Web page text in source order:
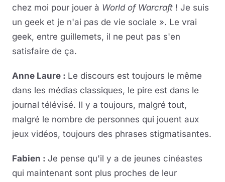
chez moi pour jouer à World of Warcraft ! Je suis
un geek et je n'ai pas de vie sociale ». Le vrai
geek, entre guillemets, il ne peut pas s'en
satisfaire de ça.
Anne Laure : Le discours est toujours le même
dans les médias classiques, le pire est dans le
journal télévisé. Il y a toujours, malgré tout,
malgré le nombre de personnes qui jouent aux
jeux vidéos, toujours des phrases stigmatisantes.
Fabien : Je pense qu'il y a de jeunes cinéastes
qui maintenant sont plus proches de leur